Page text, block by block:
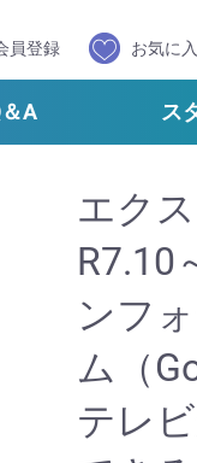
員登録 お気に
A ス
エク
R7.10
ンフ
ム（
テレ